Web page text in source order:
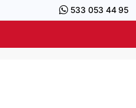
533 053 44 95